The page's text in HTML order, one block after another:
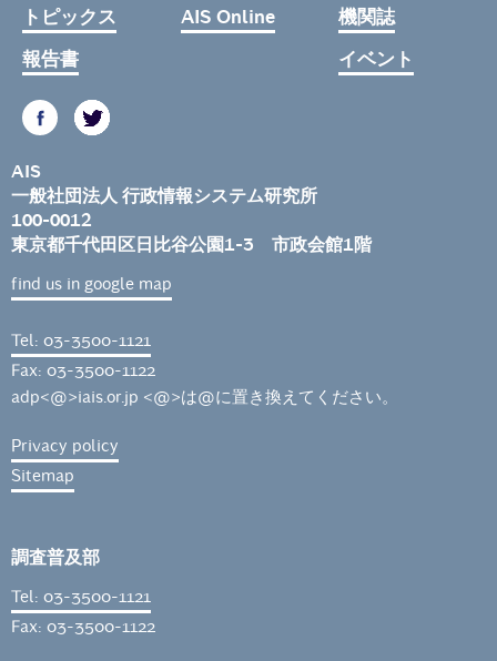
トピックス AIS Online
機関誌
報告書
イベント
AIS
一般社団法人 行政情報システム研究所
100-0012
東京都千代田区日比谷公園1-3 市政会館1階
find us in google map
Tel: 03-3500-1121
Fax: 03-3500-1122
adp<@>iais.or.jp <@>は@に置き換えてください。
Privacy policy
Sitemap
調査普及部
Tel: 03-3500-1121
Fax: 03-3500-1122